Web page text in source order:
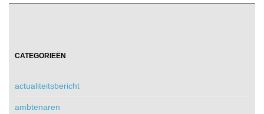
CATEGORIEËN
actualiteitsbericht
ambtenaren